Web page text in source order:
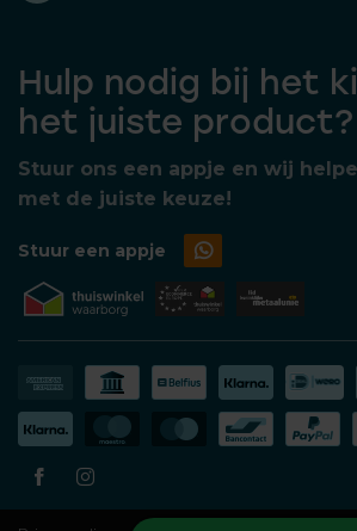
Hulp nodig bij het
het juiste product?
Stuur ons een appje en wij
met de juiste keuze!
Stuur een appje